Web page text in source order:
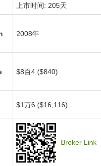
上市时间: 205天
2008年
$8百4 ($840)
$1万6 ($16,116)
Broker Link